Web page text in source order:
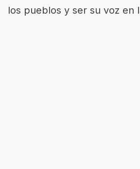
los pueblos y ser su voz en